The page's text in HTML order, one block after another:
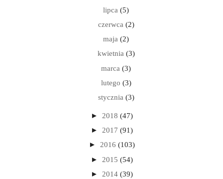
lipca (5)
czerwca (2)
maja (2)
kwietnia (3)
marca (3)
lutego (3)
stycznia (3)
► 2018 (47)
► 2017 (91)
► 2016 (103)
► 2015 (54)
► 2014 (39)